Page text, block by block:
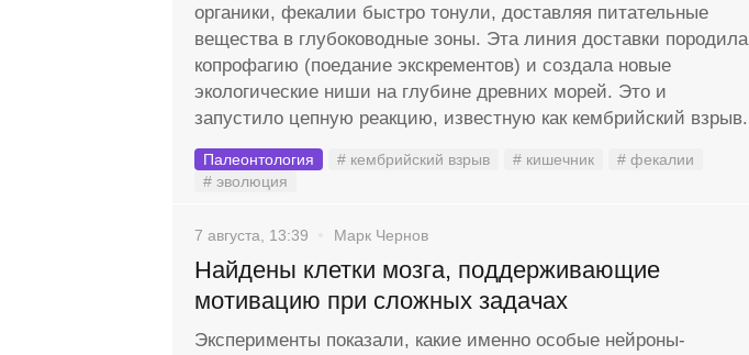
органики, фекалии быстро тонули, доставляя питательные
вещества в глубоководные зоны. Эта линия доставки породила
копрофагию (поедание экскрементов) и создала новые
экологические ниши на глубине древних морей. Это и
запустило цепную реакцию, известную как кембрийский взрыв.
Палеонтология # кембрийский взрыв # кишечник
# фекалии
# эволюция
7 августа, 13:39 Марк Чернов
Найдены клетки мозга, поддерживающие
мотивацию при сложных задачах
Эксперименты показали, какие именно особые нейроны-